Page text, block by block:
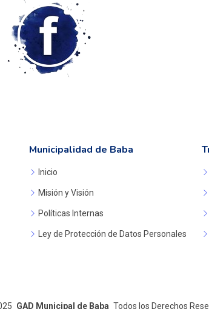
Municipalidad de Baba
Inicio
Misión y Visión
Políticas Internas
Ley de Protección de Datos Personales
GAD Municipal de Baba Todos los Derechos